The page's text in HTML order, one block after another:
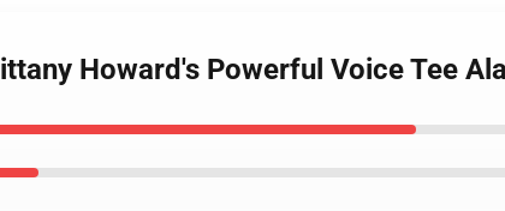
Howard's Powerful Voice Tee